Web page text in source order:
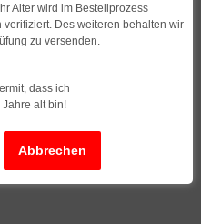
Alter wird im Bestellprozess
Des weiteren behalten wir
zu versenden.
dass ich
alt bin!